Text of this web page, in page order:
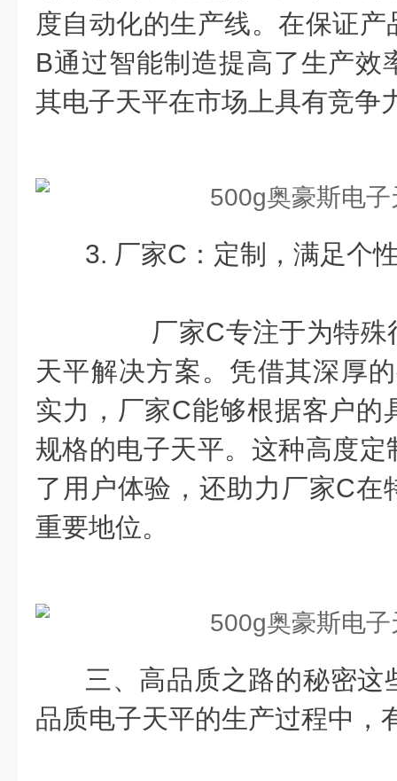
度自动化的生产线。在保证
B通过智能制造提高了生产效
其电子天平在市场上具有竞争
3. 厂家C：定制，满足个
厂家C专注于为特殊
天平解决方案。凭借其深厚
实力，厂家C能够根据客户的
规格的电子天平。这种高度
了用户体验，还助力厂家C在
重要地位。
三、高品质之路的秘密这
品质电子天平的生产过程中，